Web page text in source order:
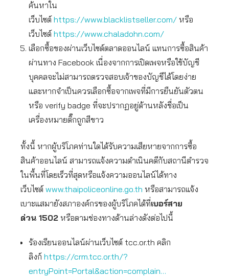
ค้นหาใน
เว็บไซต์ https://www.blacklistseller.com/ หรือ
เว็บไซต์ https://www.chaladohn.com/
เลือกซื้อของผ่านเว็บไซต์ตลาดออนไลน์ แทนการซื้อสินค้า
ผ่านทาง Facebook เนื่องจากการเปิดเพจหรือใช้บัญชี
บุคคลจะไม่สามารถตรวจสอบเจ้าของบัญชีได้โดยง่าย
และหากจำเป็นควรเลือกซื้อจากเพจที่มีการยืนยันตัวตน
หรือ verify badge ที่จะปรากฏอยู่ด้านหลังชื่อเป็น
เครื่องหมายติ๊กถูกสีขาว
ทั้งนี้ หากผู้บริโภคท่านใดได้รับความเสียหายจากการซื้อ
สินค้าออนไลน์ สามารถแจ้งความดำเนินคดีกับสถานีตำรวจ
ในพื้นที่โดยเร็วที่สุดหรือแจ้งความออนไลน์ได้ทาง
เว็บไซต์ www.thaipoliceonline.go.th หรือสามารถแจ้ง
เบาะแสมายังสภาองค์กรของผู้บริโภคได้ที่เบอร์สาย
ด่วน 1502 หรือตามช่องทางด้านล่างดังต่อไปนี้
ร้องเรียนออนไลน์ผ่านเว็บไซต์ tcc.or.th คลิก
ลิงก์ https://crm.tcc.or.th/?
entryPoint=Portal&action=complain…